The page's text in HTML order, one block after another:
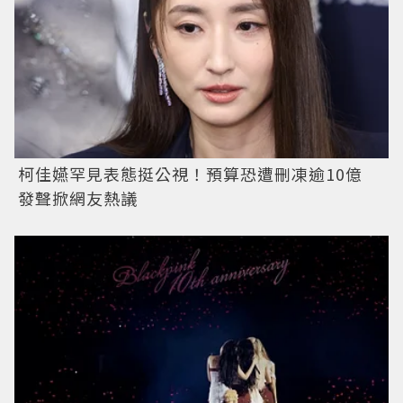
柯佳嬿罕見表態挺公視！預算恐遭刪凍逾10億
發聲掀網友熱議